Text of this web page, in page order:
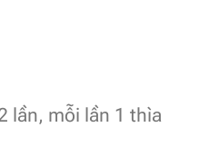
lần, mỗi lần 1 thìa